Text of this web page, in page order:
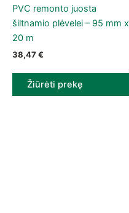
PVC remonto juosta
šiltnamio plėvelei – 95 mm x
20 m
38,47€
Žiūrėti prekę